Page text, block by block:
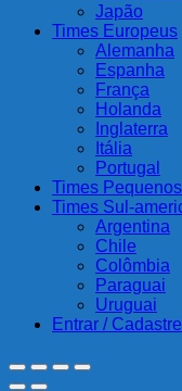
Japão
Times Europeus
Alemanha
Espanha
França
Holanda
Inglaterra
Itália
Portugal
Times Pequenos
Times Sul-
Argentina
Chile
Colômbia
Paraguai
Uruguai
Entrar /